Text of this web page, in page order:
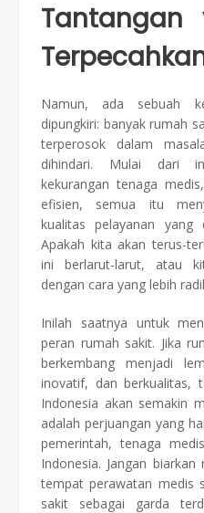
Tantangan
Namun, ada sebuah
dipungkiri: banyak rumah
terperosok dalam
dihindari. Mulai dari
kekurangan tenaga
efisien, semua itu
kualitas pelayanan yang
Apakah kita akan terus-
ini berlarut-larut, atau
dengan cara yang lebih
Inilah saatnya untuk
peran rumah sakit. Jika
berkembang menjadi
inovatif, dan berkualitas,
Indonesia akan semakin
adalah perjuangan yang
pemerintah, tenaga
Indonesia. Jangan
tempat perawatan medis
sakit sebagai garda